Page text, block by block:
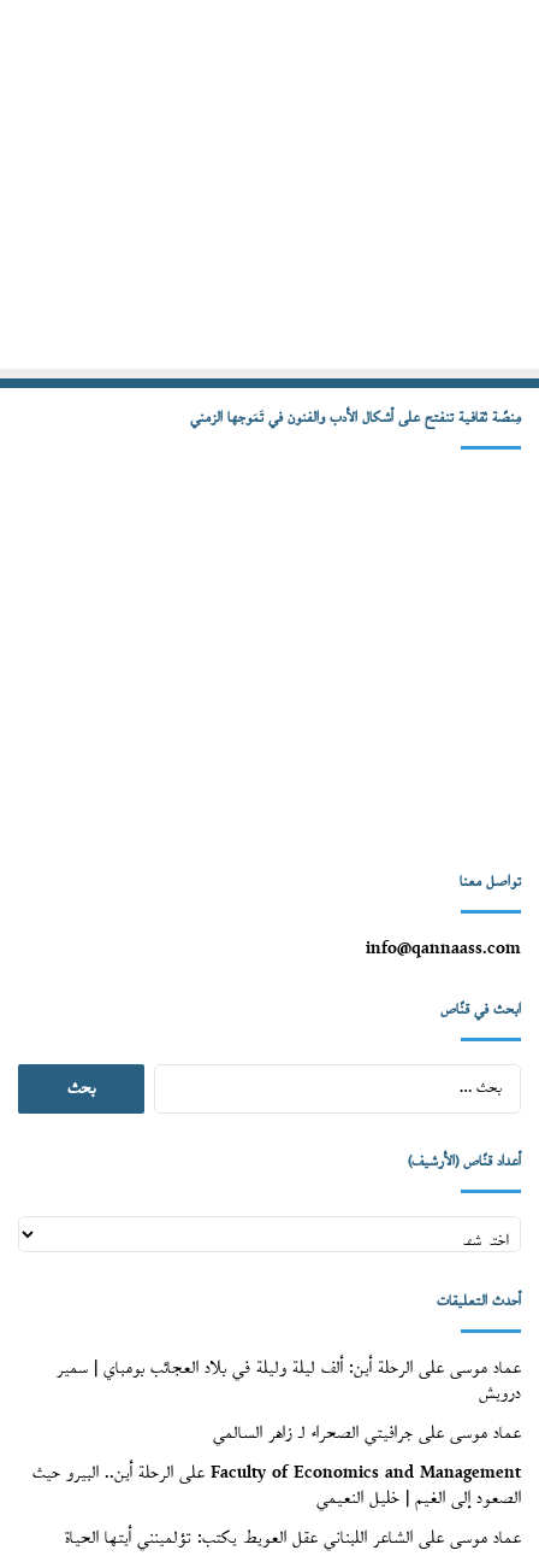
مِنصّة ثقافية تنفتح على أشكال الأدب والفنون في تَمَوجها الزمني
تواصل معنا
info@qannaass.com
ابحث في قنّاص
البحث
عن:
أعداد قنّاص (الأرشيف)
أعداد
قنّاص
أحدث التعليقات
عماد موسىعلىالرحلة أين: ألف ليلة وليلة في بلاد العجائب بومباي | سمير
درويش
عماد موسىعلىجرافيتي الصحراء لـ زاهر السالمي
Faculty of Economics and Managementعلىالرحلة أين.. البيرو حيث
الصعود إلى الغيم | خليل النعيمي
عماد موسىعلىالشاعر اللبناني عقل العويط يكتب: تؤلمينني أيتها الحياة